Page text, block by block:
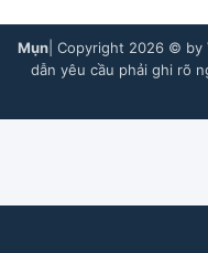
Mụn | Copyright 2026 © by
dẫn yêu cầu phải ghi rõ